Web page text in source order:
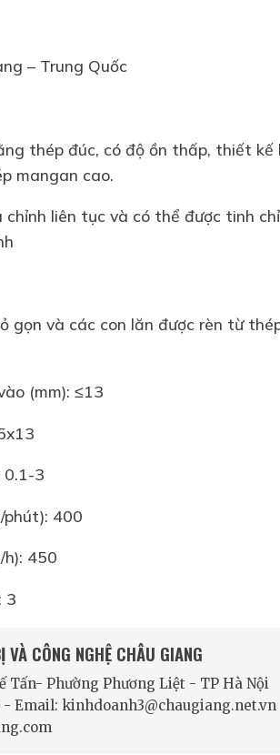
– Trung Quốc
thép đúc, có độ ồn thấp, thiết
mangan cao.
liên tục và có thể được tinh
gọn và các con lăn được rèn từ
(mm): ≤13
0.1-3
phút): 400
450
3
CÔNG NGHỆ CHÂU GIANG
Tấn- Phường Phương Liệt - TP Hà Nội
Email: kinhdoanh3@chaugiang.net.vn